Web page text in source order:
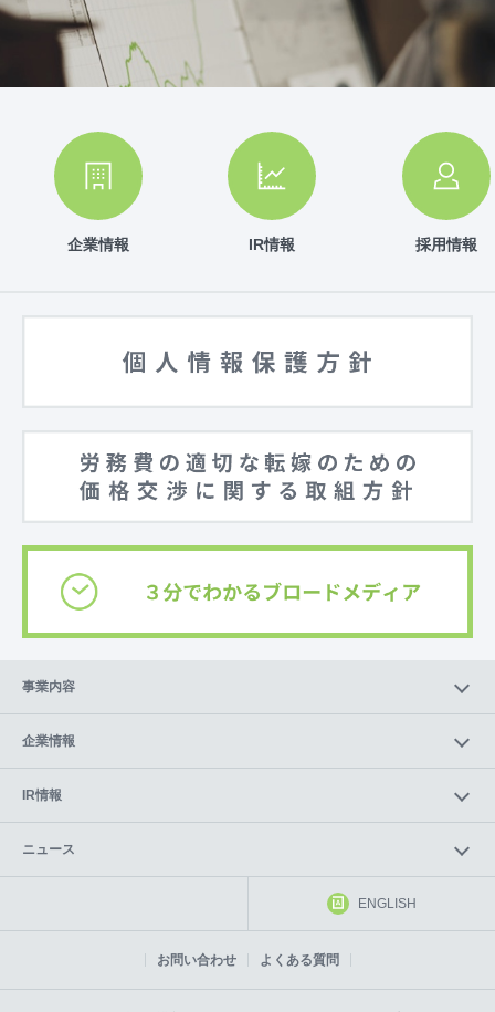
企業情報 IR情報 採用情報
事業内容
企業情報
IR情報
ニュース
お問い合わせ よくある質問
ENGLISH